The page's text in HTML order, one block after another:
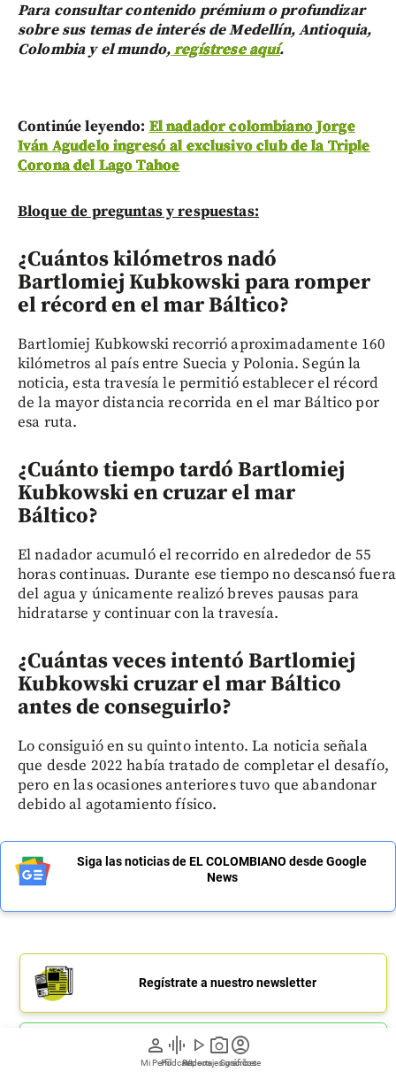
person
Mi Perfil
graphic_eq
Pódcast
play_arrow
Videos
photo_camera
Reportajes gráficos
account_circle
Suscríbete
Para consultar contenido prémium o profundizar
sobre sus temas de interés de Medellín, Antioquia,
Colombia y el mundo,regístrese aquí.
Continúe leyendo:El nadador colombiano Jorge
Iván Agudelo ingresó al exclusivo club de la Triple
Corona del Lago Tahoe
Bloque de preguntas y respuestas:
¿Cuántos kilómetros nadó
Bartlomiej Kubkowski para romper
el récord en el mar Báltico?
Bartlomiej Kubkowski recorrió aproximadamente 160
kilómetros al país entre Suecia y Polonia. Según la
noticia, esta travesía le permitió establecer el récord
de la mayor distancia recorrida en el mar Báltico por
esa ruta.
¿Cuánto tiempo tardó Bartlomiej
Kubkowski en cruzar el mar
Báltico?
El nadador acumuló el recorrido en alrededor de 55
horas continuas. Durante ese tiempo no descansó fuera
del agua y únicamente realizó breves pausas para
hidratarse y continuar con la travesía.
¿Cuántas veces intentó Bartlomiej
Kubkowski cruzar el mar Báltico
antes de conseguirlo?
Lo consiguió en su quinto intento. La noticia señala
que desde 2022 había tratado de completar el desafío,
pero en las ocasiones anteriores tuvo que abandonar
debido al agotamiento físico.
Siga las noticias de EL COLOMBIANO desde Google
News
Regístrate a nuestro newsletter
Únete a nuestro canal de Whatsapp